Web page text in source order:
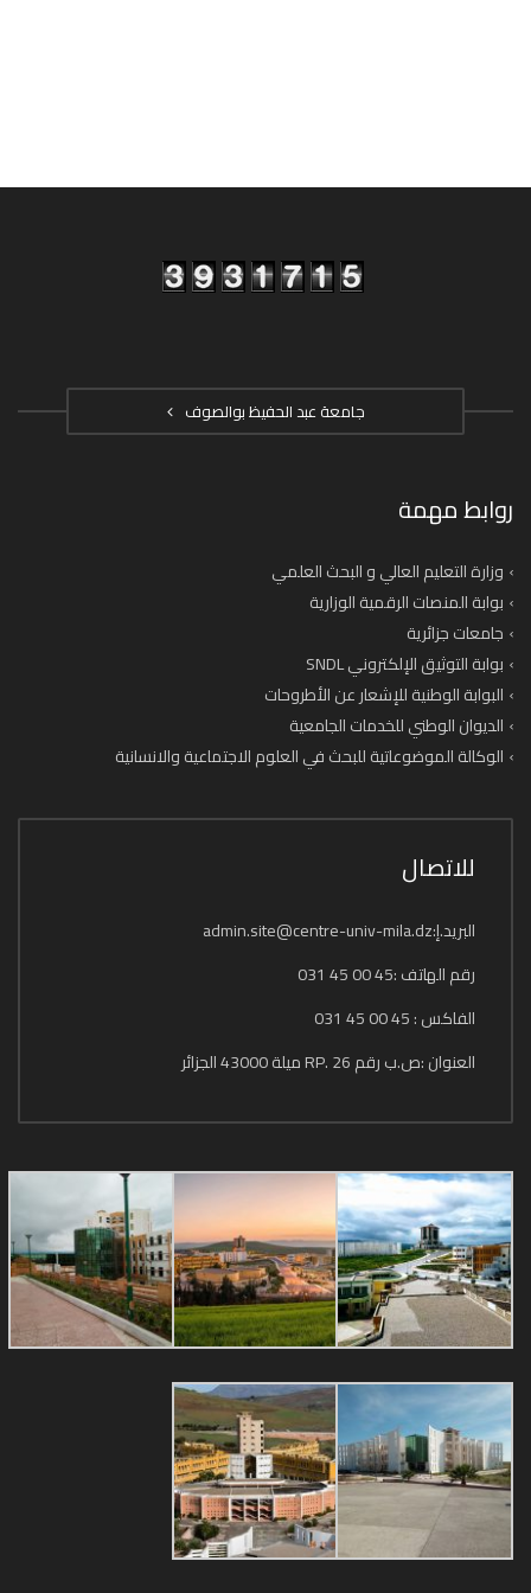
جامعة عبد الحفيظ بوالصوف
روابط مهمة
وزارة التعليم العالي و البحث العلمي
بوابة المنصات الرقمية الوزارية
جامعات جزائرية
بوابة التوثيق الإلكتروني SNDL
البوابة الوطنية للإشعار عن الأطروحات
الديوان الوطني للخدمات الجامعية
الوكالة الموضوعاتية للبحث في العلوم الاجتماعية والانسانية
للاتصال
البريد.إ:admin.site@centre-univ-mila.dz
رقم الهاتف :45 00 45 031
الفاكس : 45 00 45 031
العنوان :ص.ب رقم 26 .RP ميلة 43000 الجزائر